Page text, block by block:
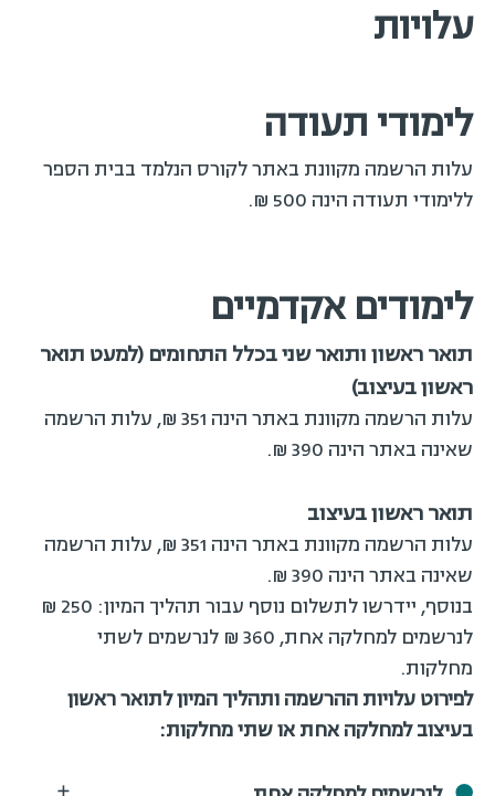
עלויות
לימודי תעודה
עלות הרשמה מקוונת באתר לקורס הנלמד בבית הספר
ללימודי תעודה הינה 500 ₪.
לימודים אקדמיים
תואר ראשון ותואר שני בכלל התחומים (למעט תואר
ראשון בעיצוב)
עלות הרשמה מקוונת באתר הינה 351 ₪, עלות הרשמה
שאינה באתר הינה 390 ₪.
תואר ראשון בעיצוב
עלות הרשמה מקוונת באתר הינה 351 ₪, עלות הרשמה
שאינה באתר הינה 390 ₪.
בנוסף, יידרשו לתשלום נוסף עבור תהליך המיון: 250 ₪
לנרשמים למחלקה אחת, 360 ₪ לנרשמים לשתי
מחלקות.
לפירוט עלויות ההרשמה ותהליך המיון לתואר ראשון
בעיצוב למחלקה אחת או שתי מחלקות: